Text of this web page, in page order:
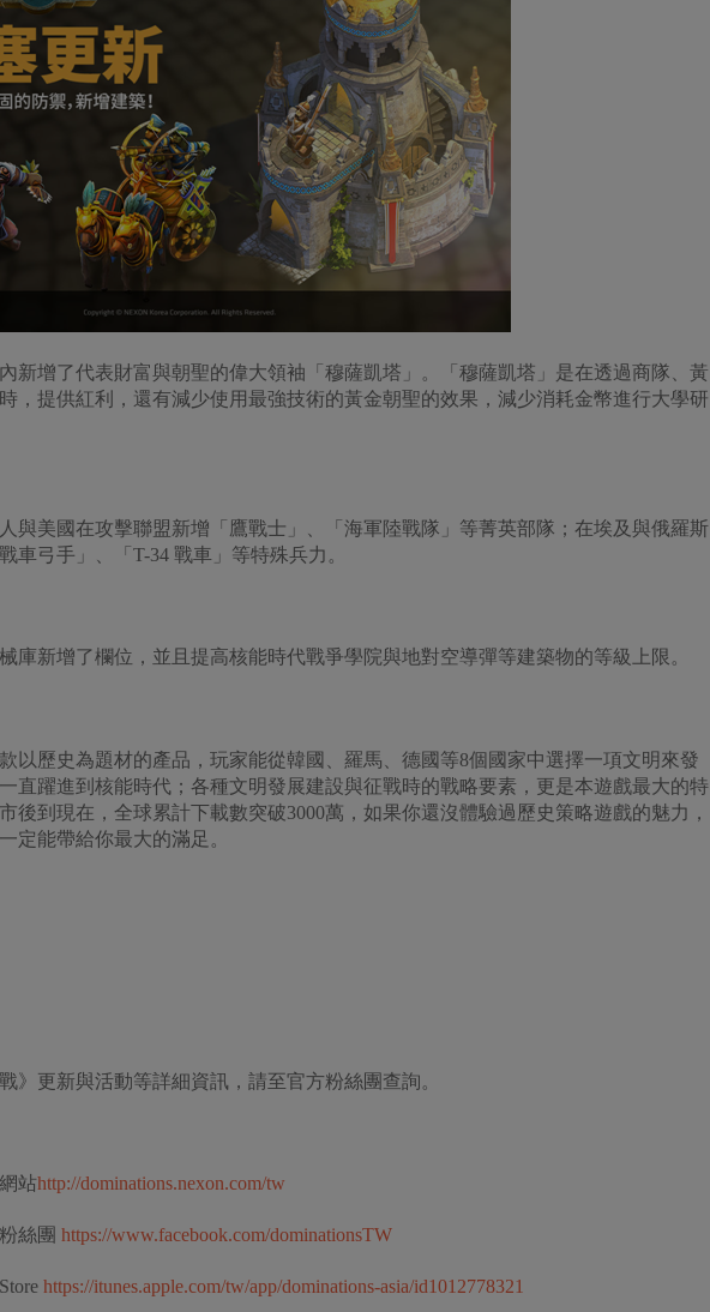
新增了代表財富與朝聖的偉大領袖「穆薩凱塔」。「穆薩凱塔」是在透過商隊、黃
，提供紅利，還有減少使用最強技術的黃金朝聖的效果，減少消耗金幣進行大學研
與美國在攻擊聯盟新增「鷹戰士」、「海軍陸戰隊」等菁英部隊；在埃及與俄羅斯
車弓手」、「T-34 戰車」等特殊兵力。
庫新增了欄位，並且提高核能時代戰爭學院與地對空導彈等建築物的等級上限。
款以歷史為題材的產品，玩家能從韓國、羅馬、德國等8個國家中選擇一項文明來發
直躍進到核能時代；各種文明發展建設與征戰時的戰略要素，更是本遊戲最大的特
後到現在，全球累計下載數突破3000萬，如果你還沒體驗過歷史策略遊戲的魅力，
定能帶給你最大的滿足。
》更新與活動等詳細資訊，請至官方粉絲團查詢。
站http://dominations.nexon.com/tw
絲團 https://www.facebook.com/dominationsTW
https://itunes.apple.com/tw/app/dominations-asia/id1012778321